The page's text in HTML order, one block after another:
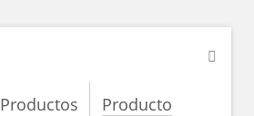
Productos Producto